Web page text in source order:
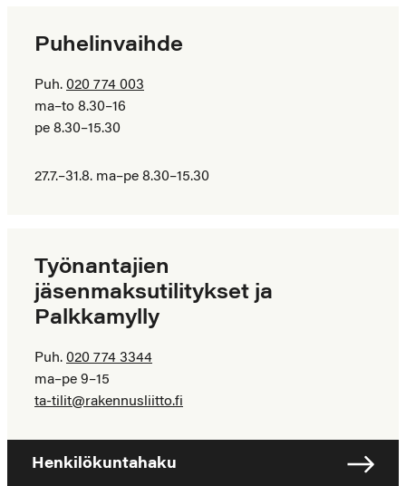
Puhelinvaihde
Puh. 020 774 003
ma–to 8.30–16
pe 8.30–15.30
27.7.–31.8. ma–pe 8.30–15.30
Työnantajien
jäsenmaksutilitykset ja
Palkkamylly
Puh. 020 774 3344
ma–pe 9–15
ta-tilit@rakennusliitto.fi
Henkilökuntahaku